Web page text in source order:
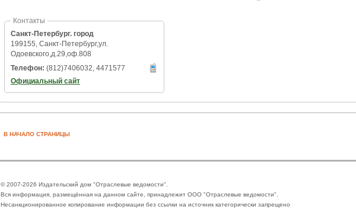
Контакты
Санкт-Петербург. город
199155, Санкт-Петербург,ул.
Одоевского,д.29,оф.808
Телефон: (812)7406032, 4471577
Официальный сайт
В НАЧАЛО СТРАНИЦЫ
© 2007-2026 Издательский дом "Отраслевые ведомости".
Вся информация, размещённая на данном сайте, принадлежит ООО "Отраслевые ведомости".
Несанкционированное копирование информации без ссылки на источник категорически запрещено